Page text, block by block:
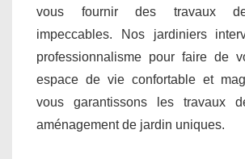
vous fournir des travaux
impeccables. Nos jardiniers
professionnalisme pour faire de
espace de vie confortable et
vous garantissons les travaux
aménagement de jardin uniques.